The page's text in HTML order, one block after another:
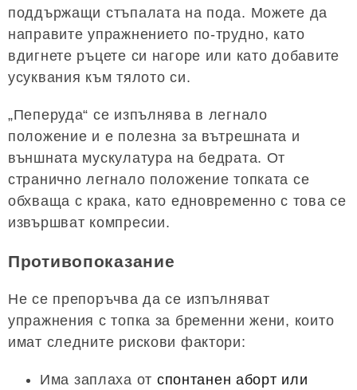
поддържащи стъпалата на пода. Можете да
направите упражнението по-трудно, като
вдигнете ръцете си нагоре или като добавите
усуквания към тялото си.
„Пеперуда“ се изпълнява в легнало
положение и е полезна за вътрешната и
външната мускулатура на бедрата. От
странично легнало положение топката се
обхваща с крака, като едновременно с това се
извършват компресии.
Противопоказание
Не се препоръчва да се изпълняват
упражнения с топка за бременни жени, които
имат следните рискови фактори:
Има заплаха от спонтанен аборт или